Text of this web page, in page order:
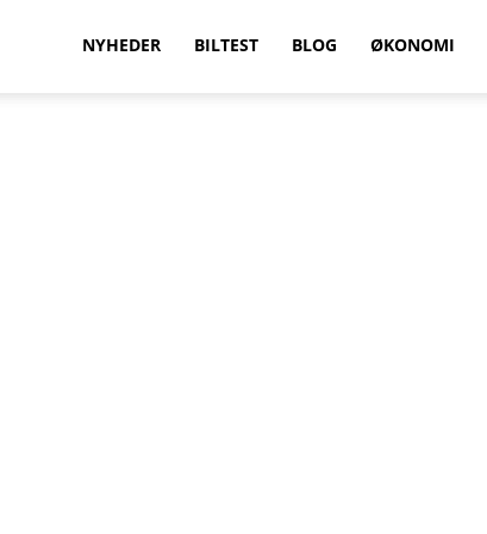
NYHEDER BILTEST BLOG ØKONOMI